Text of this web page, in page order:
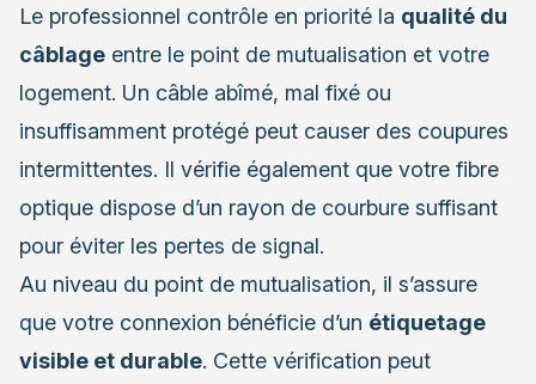
Le professionnel contrôle en priorité la qualité du
câblage entre le point de mutualisation et votre
logement. Un câble abîmé, mal fixé ou
insuffisamment protégé peut causer des coupures
intermittentes. Il vérifie également que votre fibre
optique dispose d’un rayon de courbure suffisant
pour éviter les pertes de signal.
Au niveau du point de mutualisation, il s’assure
que votre connexion bénéficie d’un étiquetage
visible et durable. Cette vérification peut